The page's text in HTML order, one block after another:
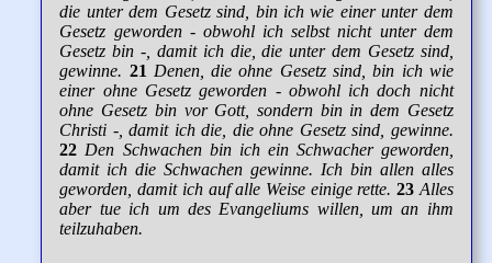
die unter dem Gesetz sind, bin ich wie einer unter dem
Gesetz geworden - obwohl ich selbst nicht unter dem
Gesetz bin -, damit ich die, die unter dem Gesetz sind,
gewinne. 21 Denen, die ohne Gesetz sind, bin ich wie
einer ohne Gesetz geworden - obwohl ich doch nicht
ohne Gesetz bin vor Gott, sondern bin in dem Gesetz
Christi -, damit ich die, die ohne Gesetz sind, gewinne.
22 Den Schwachen bin ich ein Schwacher geworden,
damit ich die Schwachen gewinne. Ich bin allen alles
geworden, damit ich auf alle Weise einige rette. 23 Alles
aber tue ich um des Evangeliums willen, um an ihm
teilzuhaben.